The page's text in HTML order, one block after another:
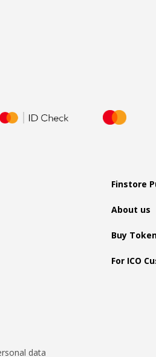
Finstore
About us
Buy
For ICO
data